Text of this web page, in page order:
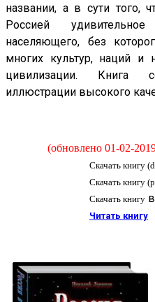
названии, а в сути того,
Россией
населяющего, без
многих культур, наций и
цивилизации. Книга
иллюстрации высокого
(обновлено 01-02-
Скачать книгу
Скачать книгу
Скачать книгу
Читать книгу